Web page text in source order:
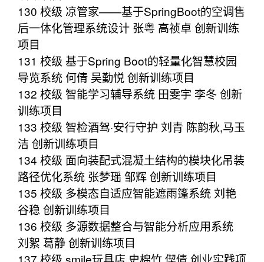
130 校级 凉管家——基于SpringBoot的空调售
后一体化管理系统设计 张粤 高祯卓 创新训练
项目
131 校级 基于Spring Boot的轻量化智慧校园
导览系统 何倩 吴勤悦 创新训练项目
132 校级 智能学习辅导系统 田雯宇 李冬 创新
训练项目
133 校级 智检酒驾·安行守护 刘青 陈韵秋,马玉
洁 创新训练项目
134 校级 面向装配式混凝土结构的模块化吊装
路径优化系统 张梦瑶 邹辉 创新训练项目
135 校级 多模态自适应智能遮雨篷系统 刘艳
谷稳 创新训练项目
136 校级 多源数据整合与智能分析应用系统
刘絮 葛静 创新训练项目
137 校级 smile玩具店 史棉竹 偰倩 创业实践项